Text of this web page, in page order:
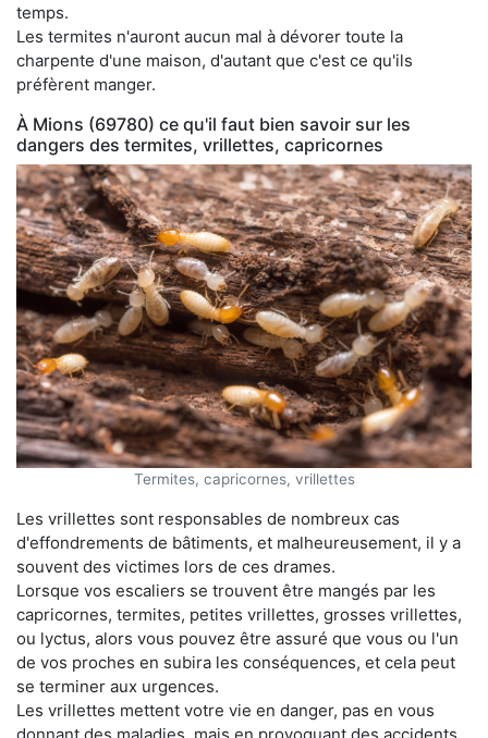
temps.
Les termites n'auront aucun mal à dévorer toute la
charpente d'une maison, d'autant que c'est ce qu'ils
préfèrent manger.
À Mions (69780) ce qu'il faut bien savoir sur les
dangers des termites, vrillettes, capricornes
Termites, capricornes, vrillettes
Les vrillettes sont responsables de nombreux cas
d'effondrements de bâtiments, et malheureusement, il y a
souvent des victimes lors de ces drames.
Lorsque vos escaliers se trouvent être mangés par les
capricornes, termites, petites vrillettes, grosses vrillettes,
ou lyctus, alors vous pouvez être assuré que vous ou l'un
de vos proches en subira les conséquences, et cela peut
se terminer aux urgences.
Les vrillettes mettent votre vie en danger, pas en vous